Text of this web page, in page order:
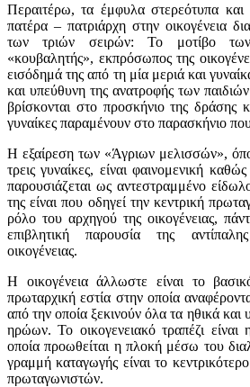
Περαιτέρω, τα έμφυλα στερεότυπα και
πατέρα – πατριάρχη στην οικογένεια
των τριών σειρών: Το μοτίβο
«κουβαλητής», εκπρόσωπος της
εισόδημά της από τη μία μεριά και
και υπεύθυνη της ανατροφής των
βρίσκονται στο προσκήνιο της δράσης
γυναίκες παραμένουν στο παρασκήνιο
Η εξαίρεση των «Άγριων μελισσών»,
τρεις γυναίκες, είναι φαινομενική
παρουσιάζεται ως αντεστραμμένο
της είναι που οδηγεί την κεντρική
ρόλο του αρχηγού της οικογένειας,
επιβλητική παρουσία της
οικογένειας.
Η οικογένεια άλλωστε είναι το
πρωταρχική εστία στην οποία
από την οποία ξεκινούν όλα τα ηθικά και
ηρώων. Το οικογενειακό τραπέζι
οποία προωθείται η πλοκή μέσω του
γραμμή καταγωγής είναι το
πρωταγωνιστών.